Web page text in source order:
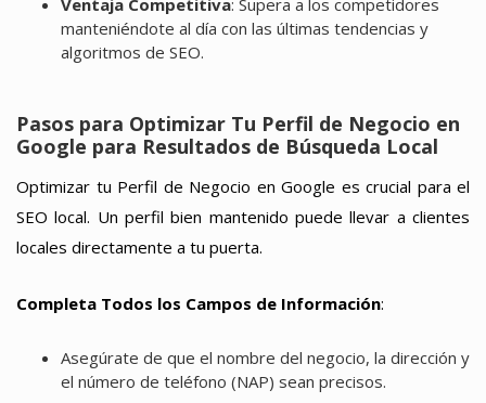
manteniéndote al día con las últimas tendencias y
algoritmos de SEO.
Pasos para Optimizar Tu Perfil de Negocio en
Google para Resultados de Búsqueda Local
Optimizar tu Perfil de Negocio en Google es crucial para el
SEO local. Un perfil bien mantenido puede llevar a clientes
locales directamente a tu puerta.
Completa Todos los Campos de Información:
Asegúrate de que el nombre del negocio, la dirección y
el número de teléfono (NAP) sean precisos.